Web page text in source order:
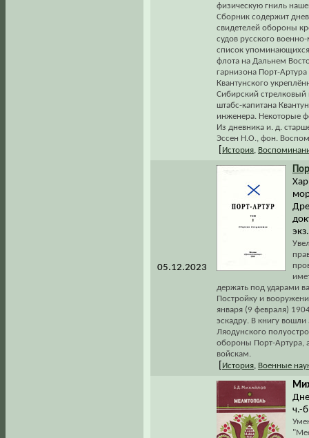
физическую гниль
Сборник содержит
свидетелей обороны
судов русского
список упоминающихся
флота на Дальнем
гарнизона Порт-
Квантунского
Сибирский
штабс-капитана
инженера. Некоторые
Из дневника и. д.
Эссен Н.О., фон.
История
05.12.2023
держать под ударами
Постройку и
января (9 февраля)
эскадру. В книгу
Ляодунского
обороны Порт-Артура,
войскам.
История Военные
ч.-